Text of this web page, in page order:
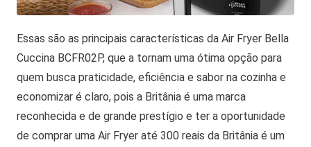
Essas são as principais características da Air Fryer Bella
Cuccina BCFR02P, que a tornam uma ótima opção para
quem busca praticidade, eficiência e sabor na cozinha e
economizar é claro, pois a Britânia é uma marca
reconhecida e de grande prestígio e ter a oportunidade
de comprar uma Air Fryer até 300 reais da Britânia é um